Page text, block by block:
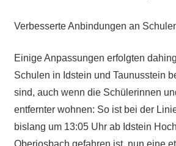
Verbesserte Anbindungen an
Einige Anpassungen erfolgten
Schulen in Idstein und Taunusstein
sind, auch wenn die Schülerinnen
entfernter wohnen: So ist bei der
bislang um 13:05 Uhr ab Idstein
Oberjosbach gefahren ist, nun eine